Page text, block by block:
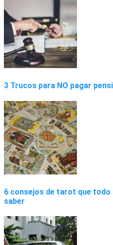
3 Trucos para NO pagar
6 consejos de tarot que
saber